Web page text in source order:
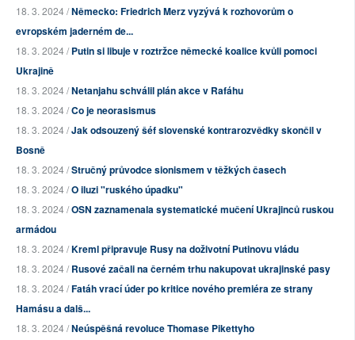
18. 3. 2024 /Německo: Friedrich Merz vyzývá k rozhovorům o
evropském jaderném de...
18. 3. 2024 /Putin si libuje v roztržce německé koalice kvůli pomoci
Ukrajině
18. 3. 2024 /Netanjahu schválil plán akce v Rafáhu
18. 3. 2024 /Co je neorasismus
18. 3. 2024 /Jak odsouzený šéf slovenské kontrarozvědky skončil v
Bosně
18. 3. 2024 /Stručný průvodce sionismem v těžkých časech
18. 3. 2024 /O iluzi "ruského úpadku"
18. 3. 2024 /OSN zaznamenala systematické mučení Ukrajinců ruskou
armádou
18. 3. 2024 /Kreml připravuje Rusy na doživotní Putinovu vládu
18. 3. 2024 /Rusové začali na černém trhu nakupovat ukrajinské pasy
18. 3. 2024 /Fatáh vrací úder po kritice nového premiéra ze strany
Hamásu a dalš...
18. 3. 2024 /Neúspěšná revoluce Thomase Pikettyho